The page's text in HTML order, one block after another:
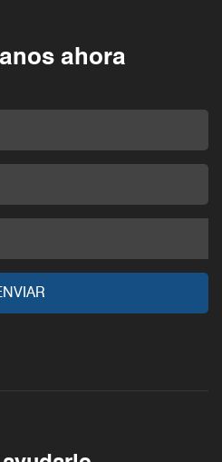
ahora